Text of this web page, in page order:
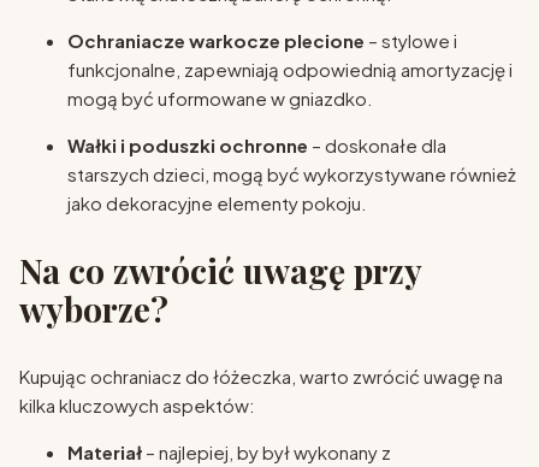
Ochraniacze warkocze plecione – stylowe i
funkcjonalne, zapewniają odpowiednią amortyzację i
mogą być uformowane w gniazdko.
Wałki i poduszki ochronne – doskonałe dla
starszych dzieci, mogą być wykorzystywane również
jako dekoracyjne elementy pokoju.
Na co zwrócić uwagę przy
wyborze?
Kupując ochraniacz do łóżeczka, warto zwrócić uwagę na
kilka kluczowych aspektów:
Materiał – najlepiej, by był wykonany z